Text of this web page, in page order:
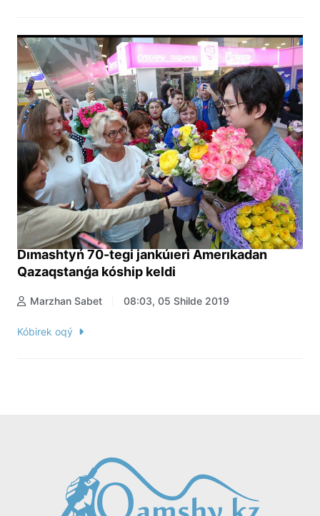
Dımashtyń 70-tegi jankúıeri Amerıkadan
Qazaqstanǵa kóship keldi
Marzhan Sabet 08:03, 05 Shilde 2019
Kóbirek oqý